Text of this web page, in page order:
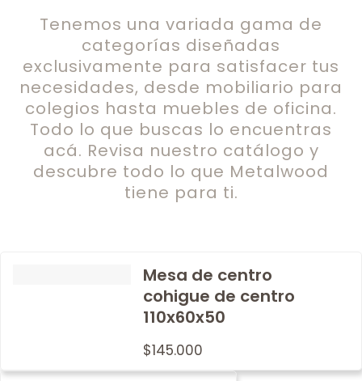
Tenemos una variada gama de
categorías diseñadas
exclusivamente para satisfacer tus
necesidades, desde mobiliario para
colegios hasta muebles de oficina.
Todo lo que buscas lo encuentras
acá. Revisa nuestro catálogo y
descubre todo lo que Metalwood
tiene para ti.
Mesa de centro
cohigue de centro
110x60x50
$145.000